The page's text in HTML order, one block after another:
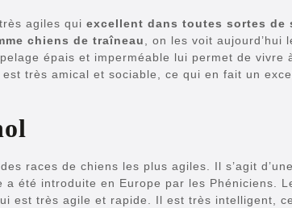
agiles qui excellent dans toutes sortes de
chiens de traîneau, on les voit aujourd’hui
épais et imperméable lui permet de vivre
très amical et sociable, ce qui en fait un
races de chiens les plus agiles. Il s’agit d’une
a été introduite en Europe par les Phéniciens.
est très agile et rapide. Il est très intelligent,